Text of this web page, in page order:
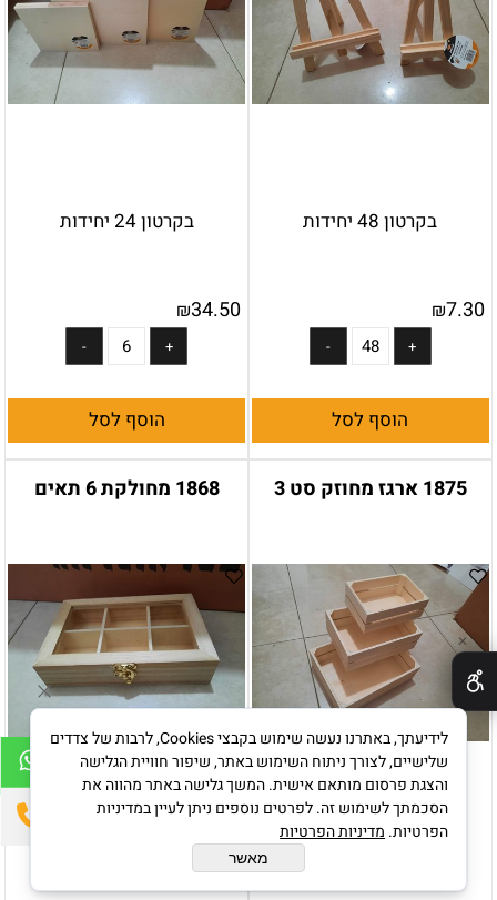
בקרטון 48 יחידות
₪7.30
הוסף לסל
בקרטון 24 יחידות
₪34.50
הוסף לסל
1875 ארגז מחוזק סט 3 1868 מחולקת 6 תאים
✕
לידיעתך, באתרנו נעשה שימוש בקבצי Cookies, לרבות של צדדים
שלישיים, לצורך ניתוח השימוש באתר, שיפור חוויית הגלישה
והצגת פרסום מותאם אישית. המשך גלישה באתר מהווה את
הסכמתך לשימוש זה. לפרטים נוספים ניתן לעיין במדיניות
הפרטיות. מדיניות הפרטיות
מאשר